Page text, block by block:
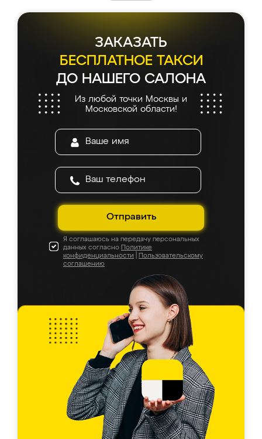
ЗАКАЗАТЬ
БЕСПЛАТНОЕ ТАКСИ
ДО НАШЕГО САЛОНА
Из любой точки Москвы и
Московской области!
Отправить
Я соглашаюсь на передачу персональных
данных согласно Политике
конфиденциальности
Пользовательскому
соглашению